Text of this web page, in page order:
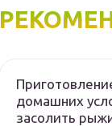
домашних
засолить